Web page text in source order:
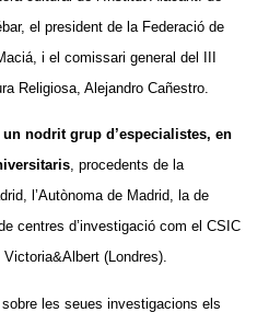
el president de la Federació de
i el comissari general del III
Religiosa, Alejandro Cañestro.
nodrit grup d’especialistes, en
, procedents de la
l’Autònoma de Madrid, la de
centres d’investigació com el CSIC
(Londres).
les seues investigacions els